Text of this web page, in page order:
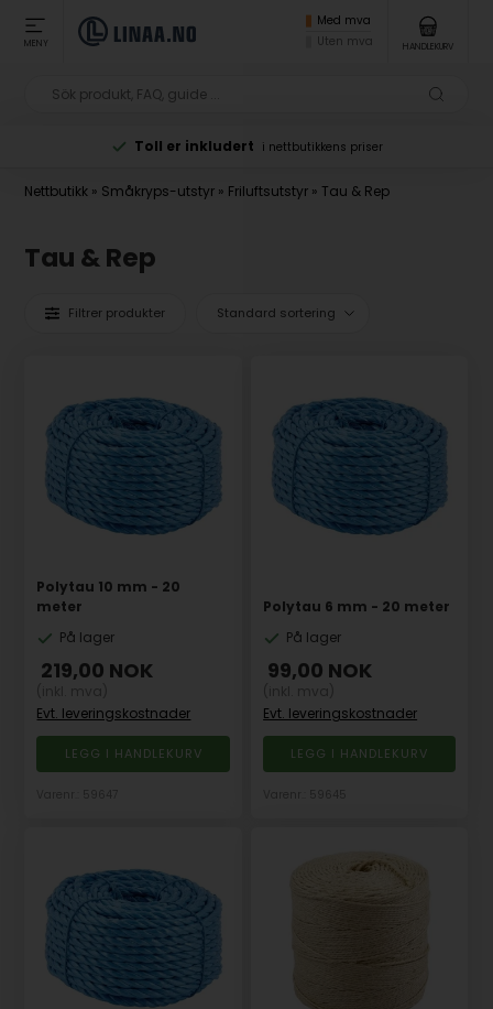
MENY
Med mva
Uten mva
HANDLEKURV
Toll er inkludert i nettbutikkens priser
Nettbutikk » Småkryps-utstyr » Friluftsutstyr » Tau & Rep
Tau & Rep
Filtrer produkter
Polytau 10 mm - 20
meter
På lager
219,00 NOK
Evt. leveringskostnader
Polytau 6 mm - 20 meter
På lager
99,00 NOK
Evt. leveringskostnader